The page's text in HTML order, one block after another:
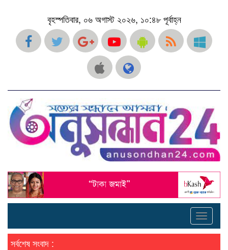
বৃহস্পতিবার, ০৬ অগাস্ট ২০২৬, ১০:৪৮ পূর্বাহ্ন
Toggle
সর্বশেষ সংবাদ :